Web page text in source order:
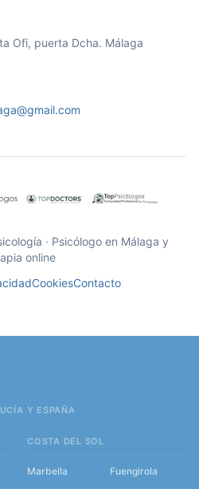
Ofi, puerta Dcha. Málaga
· Psicólogo en Málaga y
online
CookiesContacto
Y ESPAÑA
COSTA DEL SOL
Marbella
Fuengirola